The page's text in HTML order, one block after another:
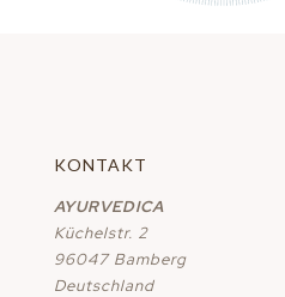
KONTAKT
AYURVEDICA
Küchelstr. 2
96047 Bamberg
Deutschland